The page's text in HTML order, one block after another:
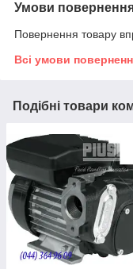
Умови
Повернення товару
Всі умови
Подібні товари